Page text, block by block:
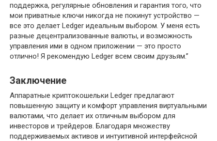
поддержка, регулярные обновления и гарантия того, что
мои приватные ключи никогда не покинут устройство —
все это делает Ledger идеальным выбором. У меня есть
разные децентрализованные валюты, и возможность
управления ими в одном приложении — это просто
отлично! Я рекомендую Ledger всем своим друзьям.”
Заключение
Аппаратные криптокошельки Ledger предлагают
повышенную защиту и комфорт управления виртуальными
валютами, что делает их отличным выбором для
инвесторов и трейдеров. Благодаря множеству
поддерживаемых активов и интуитивной интерфейсной